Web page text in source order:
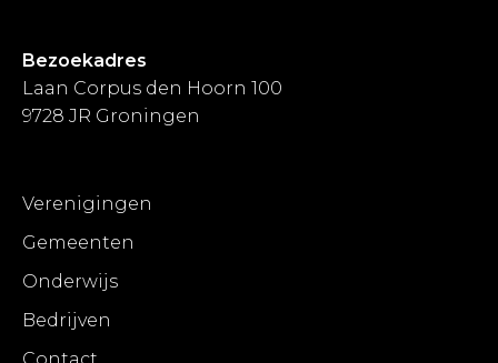
Bezoekadres
Laan Corpus den Hoorn 100
9728 JR Groningen
Verenigingen
Gemeenten
Onderwijs
Bedrijven